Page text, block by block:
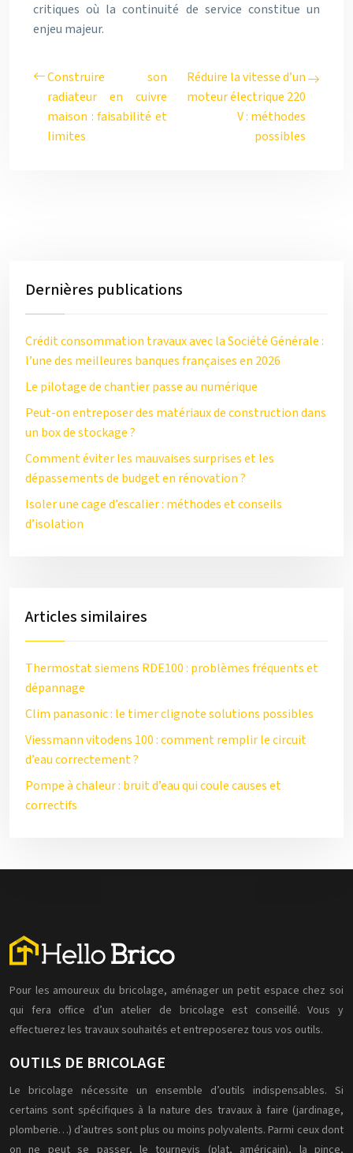
critiques où la continuité de service constitue un
enjeu majeur.
Construire son
radiateur en cuivre
maison : faisabilité et
limites
Réduire la vitesse d’un
moteur électrique 220
V : méthodes
possibles
Dernières publications
Crédit consommation travaux avec la Société Générale :
l’une des meilleures banques françaises en 2026
Le pilotage de chantier passe au numérique
Peut-on entreposer des matériaux de construction dans
un box de stockage ?
Comment éviter les mauvaises surprises et les
dépassements de budget en rénovation ?
Isoler une cage d’escalier : méthodes et conseils
d’isolation
Articles similaires
Thermostat siemens RDE100 : problèmes fréquents et
dépannage
Clim panasonic : le timer clignote solutions possibles
Viessmann vitodens 100 : comment remplir le circuit
d’eau correctement ?
Pompe à chaleur : bruit d’eau qui coule causes et
correctifs
Pour les amoureux du bricolage, aménager un petit espace chez soi
qui fera office d’un atelier de bricolage est conseillé. Vous y
effectuerez les travaux souhaités et entreposerez tous vos outils.
OUTILS DE BRICOLAGE
Le bricolage nécessite un ensemble d’outils indispensables. Si
certains sont spécifiques à la nature des travaux à faire (jardinage,
plomberie…) d’autres sont plus ou moins polyvalents. Parmi ceux dont
on ne peut se passer, le tournevis (plat, américain), la pince,